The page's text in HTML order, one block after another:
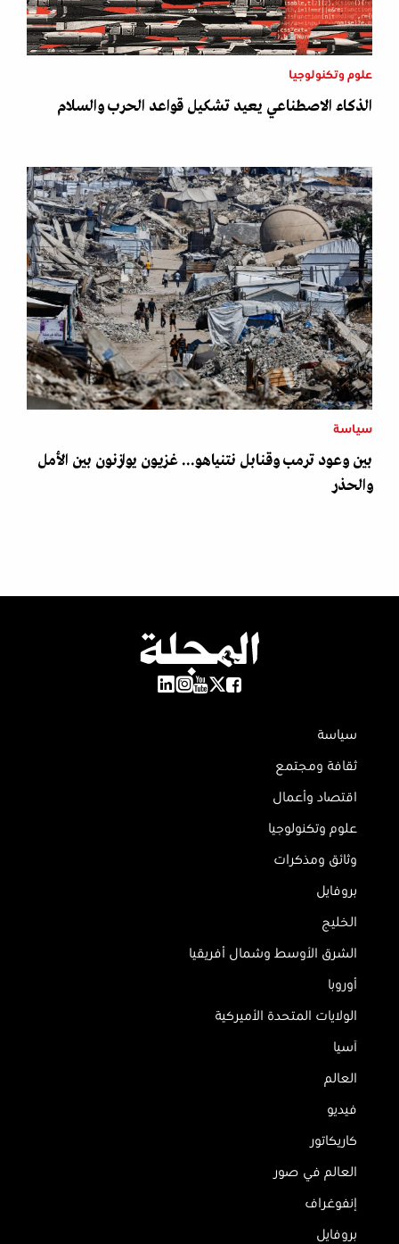
علوم وتكنولوجيا
الذكاء الاصطناعي يعيد تشكيل قواعد الحرب والسلام
سياسة
بين وعود ترمب وقنابل نتنياهو... غزيون يوازنون بين الأمل
والحذر
سياسة
ثقافة ومجتمع
اقتصاد وأعمال
علوم وتكنولوجيا
وثائق ومذكرات
بروفايل
الخليج
الشرق الأوسط وشمال أفريقيا
أوروبا
الولايات المتحدة الأميركية
آسيا
العالم
فيديو
كاريكاتور
العالم في صور
إنفوغراف
بروفايل